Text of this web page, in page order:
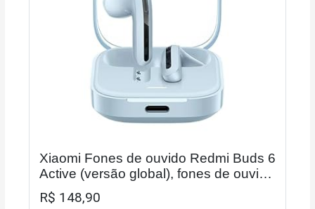
Xiaomi Fones de ouvido Redmi Buds 6
Active (versão global), fones de ouvido
Bluetooth de 5,4 polegadas, bateria de
longa duração de 30H, cancelamento
R$ 148,90